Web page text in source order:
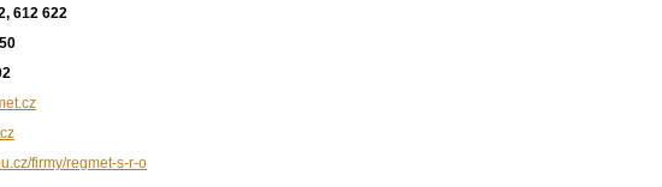
612 622
firmy/regmet-s-r-o